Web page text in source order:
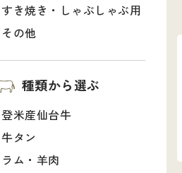
すき焼き・しゃぶしゃぶ用
その他
種類から選ぶ
登米産仙台牛
牛タン
ラム・羊肉